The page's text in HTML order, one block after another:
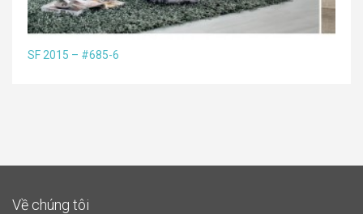
SF 2015 – #685-6
Về chúng tôi